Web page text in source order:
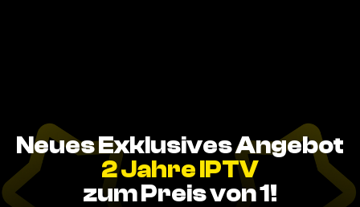
Neues Exklusives Angebot
2 Jahre IPTV
zum Preis von 1!